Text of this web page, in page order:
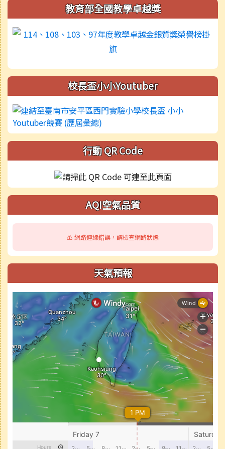
教育部全國教學卓越獎
校長盃小小Youtuber
行動 QR Code
AQI空氣品質
⚠️ 網路連線錯誤，請檢查網路狀態
天氣預報